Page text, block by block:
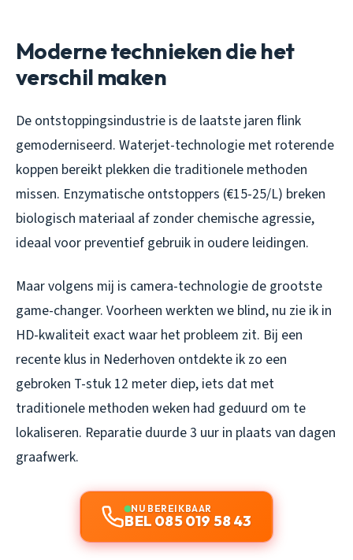
Moderne technieken die het
verschil maken
De ontstoppingsindustrie is de laatste jaren flink
gemoderniseerd. Waterjet-technologie met roterende
koppen bereikt plekken die traditionele methoden
missen. Enzymatische ontstoppers (€15-25/L) breken
biologisch materiaal af zonder chemische agressie,
ideaal voor preventief gebruik in oudere leidingen.
Maar volgens mij is camera-technologie de grootste
game-changer. Voorheen werkten we blind, nu zie ik in
HD-kwaliteit exact waar het probleem zit. Bij een
recente klus in Nederhoven ontdekte ik zo een
gebroken T-stuk 12 meter diep, iets dat met
traditionele methoden weken had geduurd om te
lokaliseren. Reparatie duurde 3 uur in plaats van dagen
graafwerk.
NU BEREIKBAAR
BEL 085 019 58 43